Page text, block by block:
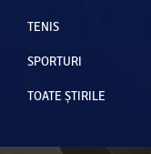
TENIS
SPORTURI
TOATE ȘTIRILE